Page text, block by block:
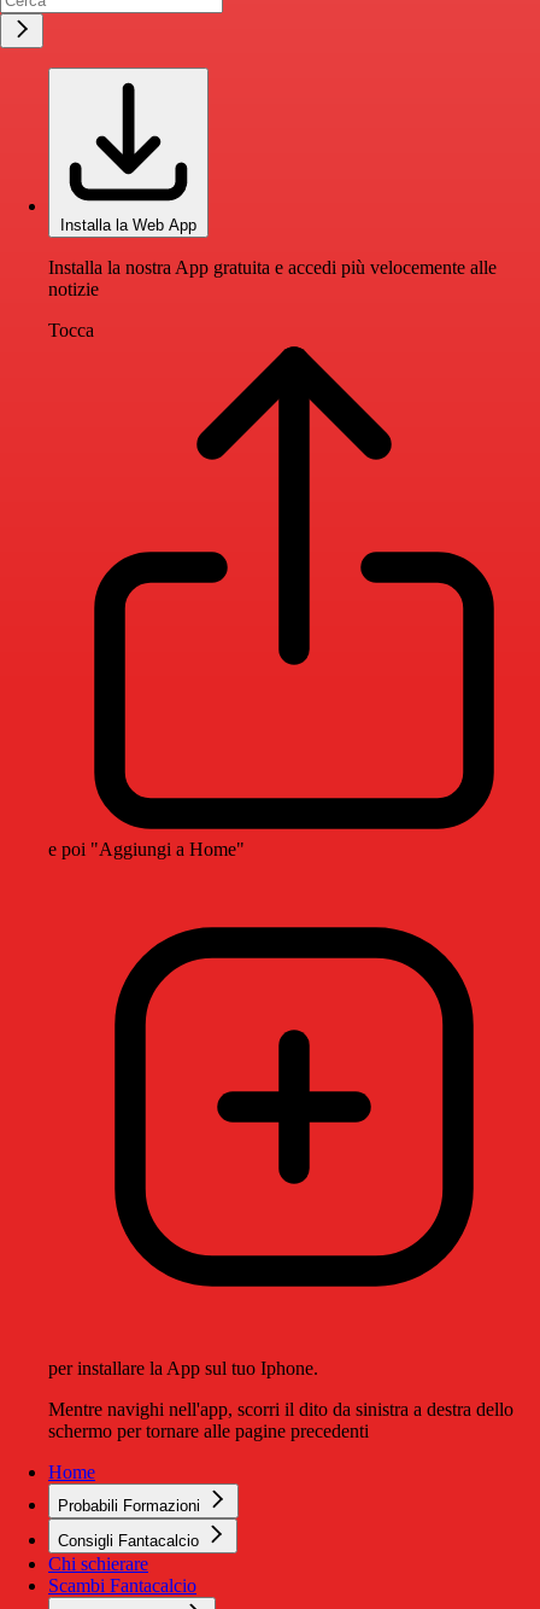
Installa la Web App
Installa la nostra App gratuita e accedi più velocemente alle
notizie
Tocca
e poi "Aggiungi a Home"
per installare la App sul tuo Iphone.
Mentre navighi nell'app, scorri il dito da sinistra a destra dello
schermo per tornare alle pagine precedenti
Home
Probabili Formazioni
Consigli Fantacalcio
Chi schierare
Scambi Fantacalcio